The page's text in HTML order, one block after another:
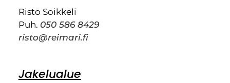
Risto Soikkeli
Puh. 050 586 8429
risto@reimari.fi
Jakelualue